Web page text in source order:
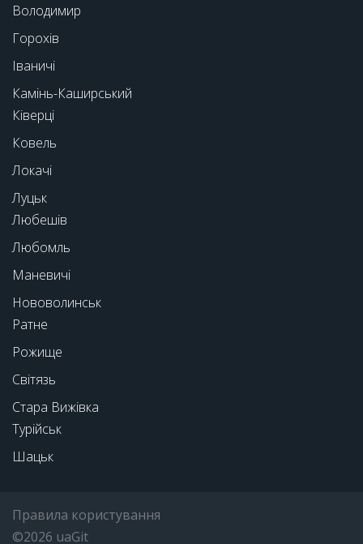
Володимир
Горохів
Іваничі
Камінь-Каширський
Ківерці
Ковель
Локачі
Луцьк
Любешів
Любомль
Маневичі
Нововолинськ
Ратне
Рожище
Світязь
Стара Вижівка
Турійськ
Шацьк
Правила користування
©2026 uaGit